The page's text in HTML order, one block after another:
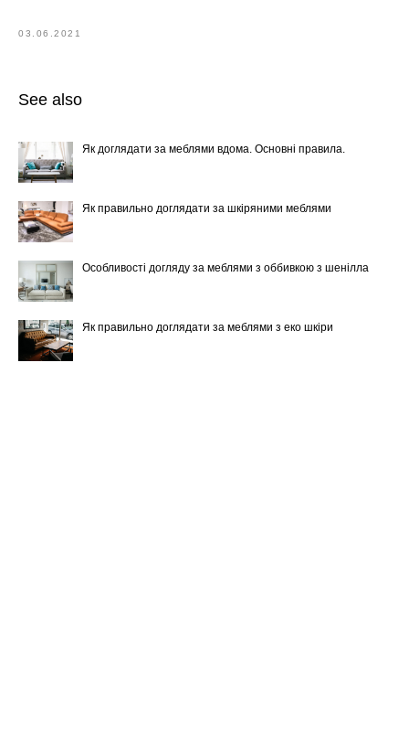
03.06.2021
See also
Як доглядати за меблями вдома. Основні правила.
Як правильно доглядати за шкіряними меблями
Особливості догляду за меблями з оббивкою з шенілла
Як правильно доглядати за меблями з еко шкіри